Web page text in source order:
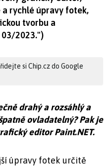
rychlé úpravy fotek,
tvorbu a
03/2023.")
si Chip.cz do Google
drahý a rozsáhlý a
ovladatelný? Pak je
editor Paint.NET.
úpravy fotek určitě